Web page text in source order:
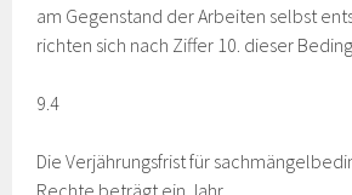
am Gegenstand der Arbeiten selbst
richten sich nach Ziffer 10. dieser
9.4
Die Verjährungsfrist für
Rechte beträgt ein Jahr.